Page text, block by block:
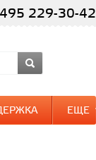
229-30-42
ЕЩЕ